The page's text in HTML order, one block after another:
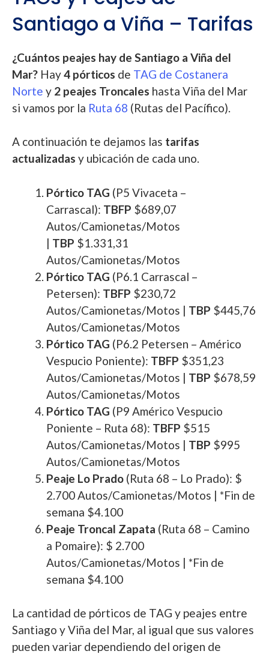
Santiago a Viña – Tarifas
¿Cuántos peajes hay de Santiago a Viña del
Mar? Hay4 pórticos de TAG de Costanera
Norte y 2 peajes Troncales hasta Viña del Mar
si vamos por la Ruta 68 (Rutas del Pacífico).
A continuación te dejamos las tarifas
actualizadas y ubicación de cada uno.
Pórtico TAG (P5 Vivaceta –
Carrascal): TBFP $689,07
Autos/Camionetas/Motos
| TBP $1.331,31
Autos/Camionetas/Motos
Pórtico TAG (P6.1 Carrascal –
Petersen): TBFP $230,72
Autos/Camionetas/Motos | TBP $445,76
Autos/Camionetas/Motos
Pórtico TAG (P6.2 Petersen – Américo
Vespucio Poniente): TBFP $351,23
Autos/Camionetas/Motos | TBP $678,59
Autos/Camionetas/Motos
Pórtico TAG (P9 Américo Vespucio
Poniente – Ruta 68): TBFP $515
Autos/Camionetas/Motos | TBP $995
Autos/Camionetas/Motos
Peaje Lo Prado (Ruta 68 – Lo Prado): $
2.700 Autos/Camionetas/Motos | *Fin de
semana $4.100
Peaje Troncal Zapata (Ruta 68 – Camino
a Pomaire): $ 2.700
Autos/Camionetas/Motos | *Fin de
semana $4.100
La cantidad de pórticos de TAG y peajes entre
Santiago y Viña del Mar, al igual que sus valores
pueden variar dependiendo del origen de